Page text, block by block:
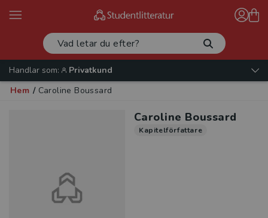
Handlar som:
Privatkund
Hem / Caroline Boussard
Caroline Boussard
Kapitelförfattare